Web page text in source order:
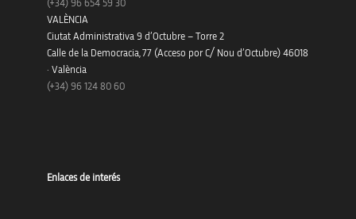
(+34) 96 654 59 30
VALÈNCIA
Ciutat Administrativa 9 d’Octubre – Torre 2
Calle de la Democracia, 77 (Acceso por C/ Nou d’Octubre) 46018
· València
(+34) 96 124 80 60
Enlaces de interés